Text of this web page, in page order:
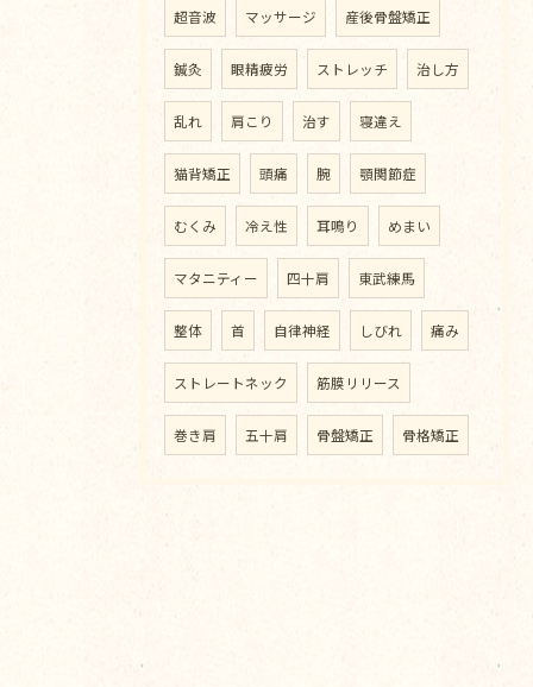
超音波 マッサージ 産後骨盤矯正
鍼灸 眼精疲労 ストレッチ 治し方
乱れ 肩こり 治す 寝違え
猫背矯正 頭痛 腕 顎関節症
むくみ 冷え性 耳鳴り めまい
マタニティー 四十肩 東武練馬
整体 首 自律神経 しびれ 痛み
ストレートネック 筋膜リリース
巻き肩 五十肩 骨盤矯正 骨格矯正